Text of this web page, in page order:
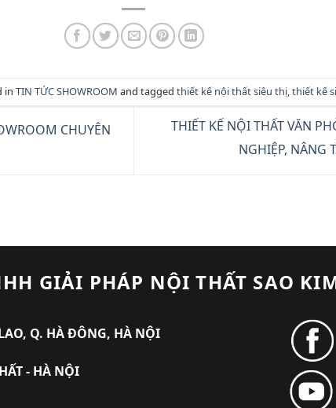
inTIN TỨC SHOWROOM and taggedthiết kế nội thất siêu thị,thiết kế
CHUYÊN
THIẾT KẾ NỘI THẤT VĂN
NGHIỆP, NÂNG
GIẢI PHÁP NỘI THẤT SAO
Q. HÀ ĐÔNG, HÀ NỘI
- HÀ NỘI